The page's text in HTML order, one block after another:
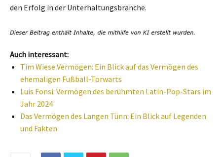
den Erfolg in der Unterhaltungsbranche.
Auch interessant:
Tim Wiese Vermögen: Ein Blick auf das Vermögen des
ehemaligen Fußball-Torwarts
Luis Fonsi: Vermögen des berühmten Latin-Pop-Stars im
Jahr 2024
Das Vermögen des Langen Tünn: Ein Blick auf Legenden
und Fakten